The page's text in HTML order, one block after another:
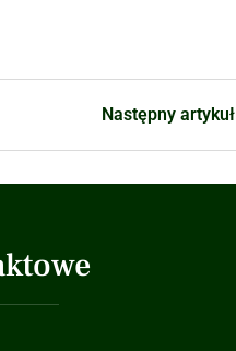
Następny artykuł